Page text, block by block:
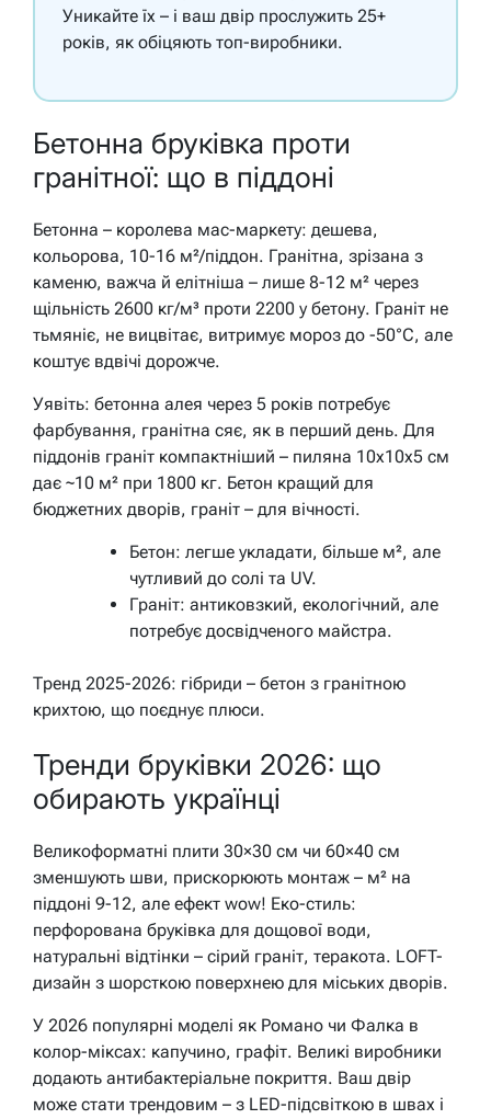
Уникайте їх – і ваш двір прослужить 25+
років, як обіцяють топ-виробники.
Бетонна бруківка проти
гранітної: що в піддоні
Бетонна – королева мас-маркету: дешева,
кольорова, 10-16 м²/піддон. Гранітна, зрізана з
каменю, важча й елітніша – лише 8-12 м² через
щільність 2600 кг/м³ проти 2200 у бетону. Граніт не
тьмяніє, не вицвітає, витримує мороз до -50°C, але
коштує вдвічі дорожче.
Уявіть: бетонна алея через 5 років потребує
фарбування, гранітна сяє, як в перший день. Для
піддонів граніт компактніший – пиляна 10x10x5 см
дає ~10 м² при 1800 кг. Бетон кращий для
бюджетних дворів, граніт – для вічності.
Бетон: легше укладати, більше м², але
чутливий до солі та UV.
Граніт: антиковзкий, екологічний, але
потребує досвідченого майстра.
Тренд 2025-2026: гібриди – бетон з гранітною
крихтою, що поєднує плюси.
Тренди бруківки 2026: що
обирають українці
Великоформатні плити 30×30 см чи 60×40 см
зменшують шви, прискорюють монтаж – м² на
піддоні 9-12, але ефект wow! Еко-стиль:
перфорована бруківка для дощової води,
натуральні відтінки – сірий граніт, теракота. LOFT-
дизайн з шорсткою поверхнею для міських дворів.
У 2026 популярні моделі як Романо чи Фалка в
колор-міксах: капучино, графіт. Великі виробники
додають антибактеріальне покриття. Ваш двір
може стати трендовим – з LED-підсвіткою в швах і